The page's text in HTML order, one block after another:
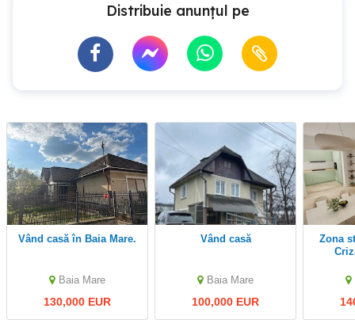
Distribuie anunțul pe
Vând casă în Baia Mare.
Baia Mare
130,000 EUR
Vând casă
Baia Mare
100,000 EUR
Zona str. Victoriei (str.